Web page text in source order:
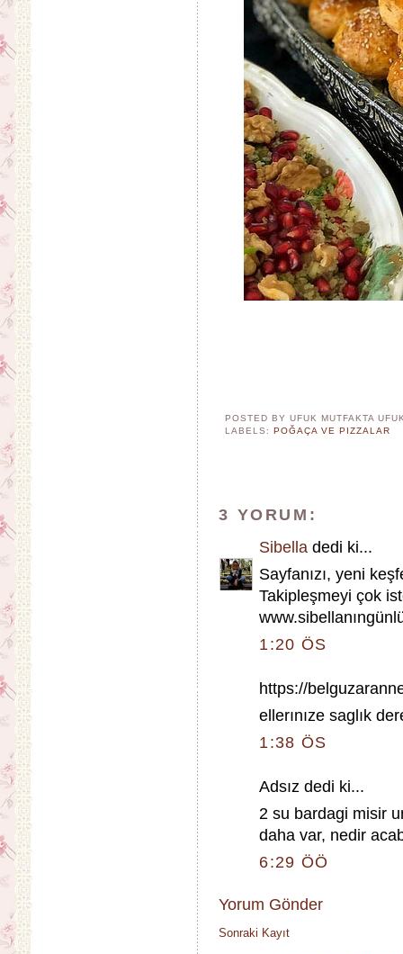
POSTED BY UFUK MUTFAKTA
LABELS:POĞAÇA VE PIZZALAR
3 YORUM:
Sibella dedi ki...
Sayfanızı, yeni
Takipleşmeyi çok
1:20 ÖS
https://
ellerınıze saglık
1:38 ÖS
Adsız dedi ki...
2 su bardagi misir
daha var, nedir
6:29 ÖÖ
Yorum Gönder
Sonraki Kayıt